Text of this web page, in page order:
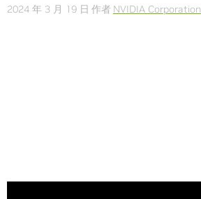
2024 年 3 月 19 日 作者 NVIDIA Corporation